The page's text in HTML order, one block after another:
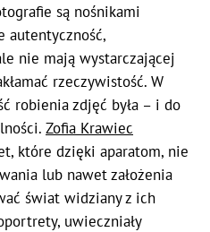
są nośnikami
autentyczność,
nie mają wystarczającej
rzeczywistość. W
robienia zdjęć była – i do
Zofia Krawiec
które dzięki aparatom, nie
lub nawet założenia
świat widziany z ich
uwieczniały